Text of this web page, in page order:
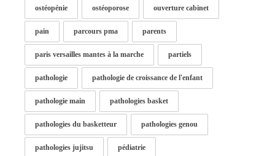
ostéopénie ostéoporose ouverture cabinet
pain parcours pma parents
paris versailles mantes à la marche partiels
pathologie pathologie de croissance de l'enfant
pathologie main pathologies basket
pathologies du basketteur pathologies genou
pathologies jujitsu pédiatrie